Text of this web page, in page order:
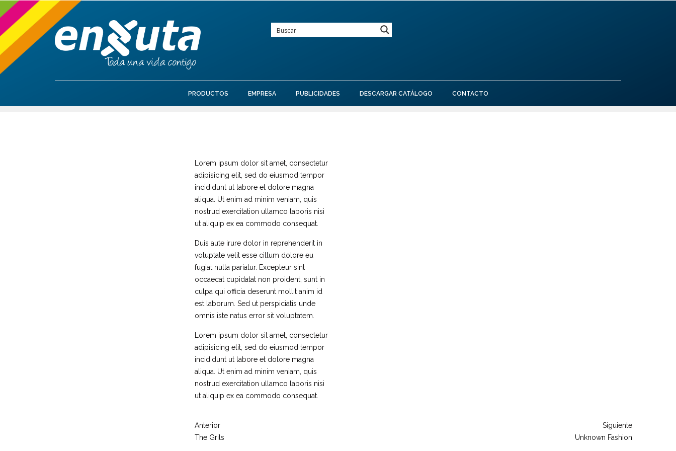
PRODUCTOS EMPRESA PUBLICIDADES DESCARGAR CATÁLOGO CONTACTO
Lorem ipsum dolor sit amet, consectetur
adipisicing elit, sed do eiusmod tempor
incididunt ut labore et dolore magna
aliqua. Ut enim ad minim veniam, quis
nostrud exercitation ullamco laboris nisi
ut aliquip ex ea commodo consequat.
Duis aute irure dolor in reprehenderit in
voluptate velit esse cillum dolore eu
fugiat nulla pariatur. Excepteur sint
occaecat cupidatat non proident, sunt in
culpa qui officia deserunt mollit anim id
est laborum. Sed ut perspiciatis unde
omnis iste natus error sit voluptatem.
Lorem ipsum dolor sit amet, consectetur
adipisicing elit, sed do eiusmod tempor
incididunt ut labore et dolore magna
aliqua. Ut enim ad minim veniam, quis
nostrud exercitation ullamco laboris nisi
ut aliquip ex ea commodo consequat.
Anterior
The Grils
Siguiente
Unknown Fashion